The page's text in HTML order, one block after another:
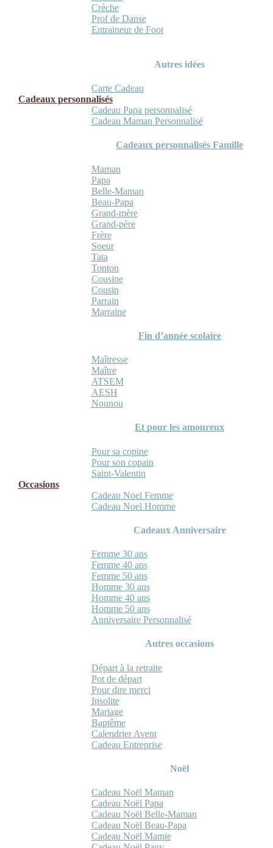
Crèche
Prof de Danse
Entraineur de Foot
Autres idées
Carte Cadeau
Cadeaux personnalisés
Cadeau Papa personnalisé
Cadeau Maman Personnalisé
Cadeaux personnalisés Famille
Maman
Papa
Belle-Maman
Beau-Papa
Grand-mère
Grand-père
Frère
Soeur
Tata
Tonton
Cousine
Cousin
Parrain
Marraine
Fin d’année scolaire
Maîtresse
Maître
ATSEM
AESH
Nounou
Et pour les amoureux
Pour sa copine
Pour son copain
Saint-Valentin
Occasions
Cadeau Noel Femme
Cadeau Noel Homme
Cadeaux Anniversaire
Femme 30 ans
Femme 40 ans
Femme 50 ans
Homme 30 ans
Homme 40 ans
Homme 50 ans
Anniversaire Personnalisé
Autres occasions
Départ à la retraite
Pot de départ
Pour dire merci
Insolite
Mariage
Baptême
Calendrier Avent
Cadeau Entreprise
Noël
Cadeau Noël Maman
Cadeau Noël Papa
Cadeau Noël Belle-Maman
Cadeau Noël Beau-Papa
Cadeau Noël Mamie